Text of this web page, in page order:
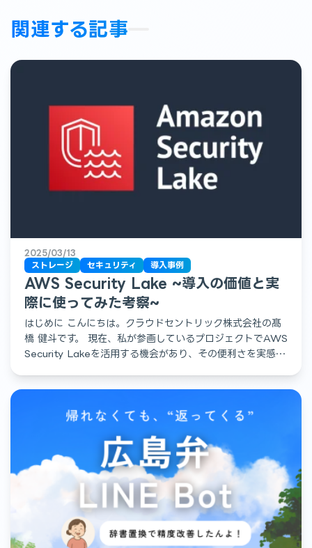
関連する記事
2025/03/13
ストレージ
セキュリティ 導入事例
AWS Security Lake ~導入の価値と実
際に使ってみた考察~
はじめに こんにちは。クラウドセントリック株式会社の髙
橋 健斗です。 現在、私が参画しているプロジェクトでAWS
Security Lakeを活用する機会があり、その便利さを実感し